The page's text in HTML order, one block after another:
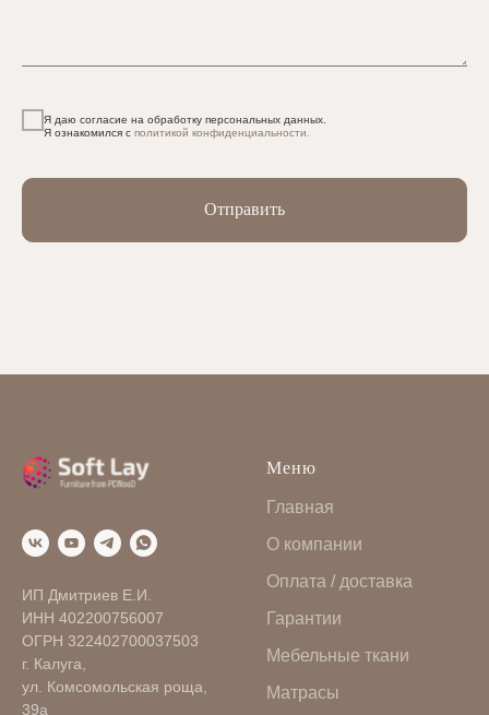
Я даю согласие на обработку персональных данных.
Я ознакомился с политикой конфиденциальности.
Отправить
ИП Дмитриев Е.И.
ИНН 402200756007
ОГРН 322402700037503
г. Калуга,
ул. Комсомольская роща,
39а
Меню
Главная
О компании
Оплата / доставка
Гарантии
Мебельные ткани
Матрасы